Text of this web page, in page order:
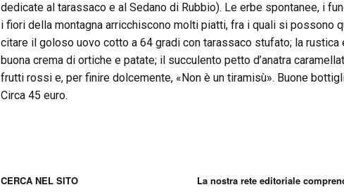
dedicate al tarassaco e al Sedano di Rubbio). Le erbe spontanee, i
i fiori della montagna arricchiscono molti piatti, fra i quali si possono
citare il goloso uovo cotto a 64 gradi con tarassaco stufato; la rustica
buona crema di ortiche e patate; il succulento petto d’anatra
frutti rossi e, per finire dolcemente, «Non è un tiramisù». Buone
Circa 45 euro.
CERCA NEL SITO La nostra rete editoriale